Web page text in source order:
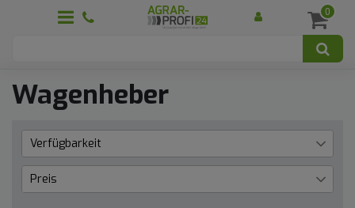
0
Wagenheber
Verfügbarkeit
Lieferzeit 1 bis 3 Werktage 2
Preis